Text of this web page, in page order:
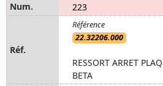
223
22.32206.000
RESSORT ARRET
BETA